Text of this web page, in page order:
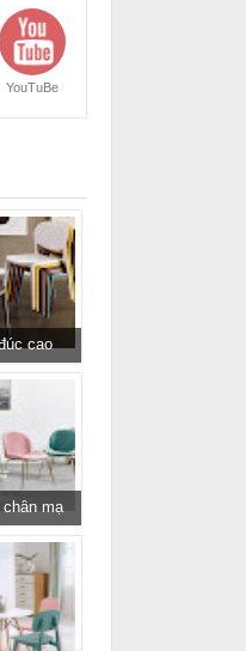
YouTuBe
cao
hàng
rẻ
chân mạ
- ghế
trọng
spa,